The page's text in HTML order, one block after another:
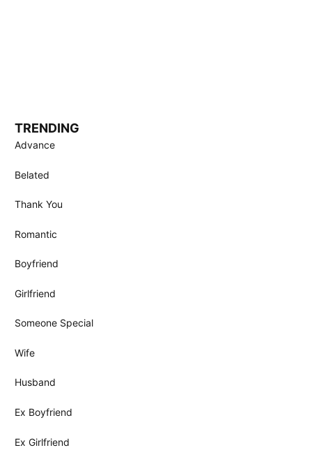
TRENDING
Advance
Belated
Thank You
Romantic
Boyfriend
Girlfriend
Someone Special
Wife
Husband
Ex Boyfriend
Ex Girlfriend